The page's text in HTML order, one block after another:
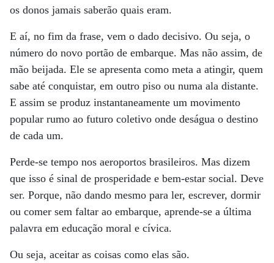
os donos jamais saberão quais eram.
E aí, no fim da frase, vem o dado decisivo. Ou seja, o
número do novo portão de embarque. Mas não assim, de
mão beijada. Ele se apresenta como meta a atingir, quem
sabe até conquistar, em outro piso ou numa ala distante.
E assim se produz instantaneamente um movimento
popular rumo ao futuro coletivo onde deságua o destino
de cada um.
Perde-se tempo nos aeroportos brasileiros. Mas dizem
que isso é sinal de prosperidade e bem-estar social. Deve
ser. Porque, não dando mesmo para ler, escrever, dormir
ou comer sem faltar ao embarque, aprende-se a última
palavra em educação moral e cívica.
Ou seja, aceitar as coisas como elas são.